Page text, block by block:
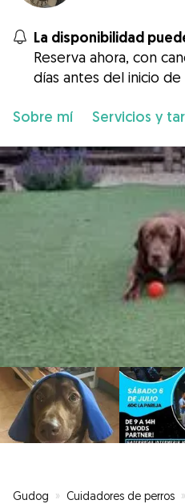
La disponibilidad
Reserva ahora, con
días antes del inicio de
Sobre mí Servicios y
Gudog » Cuidadores de perros »